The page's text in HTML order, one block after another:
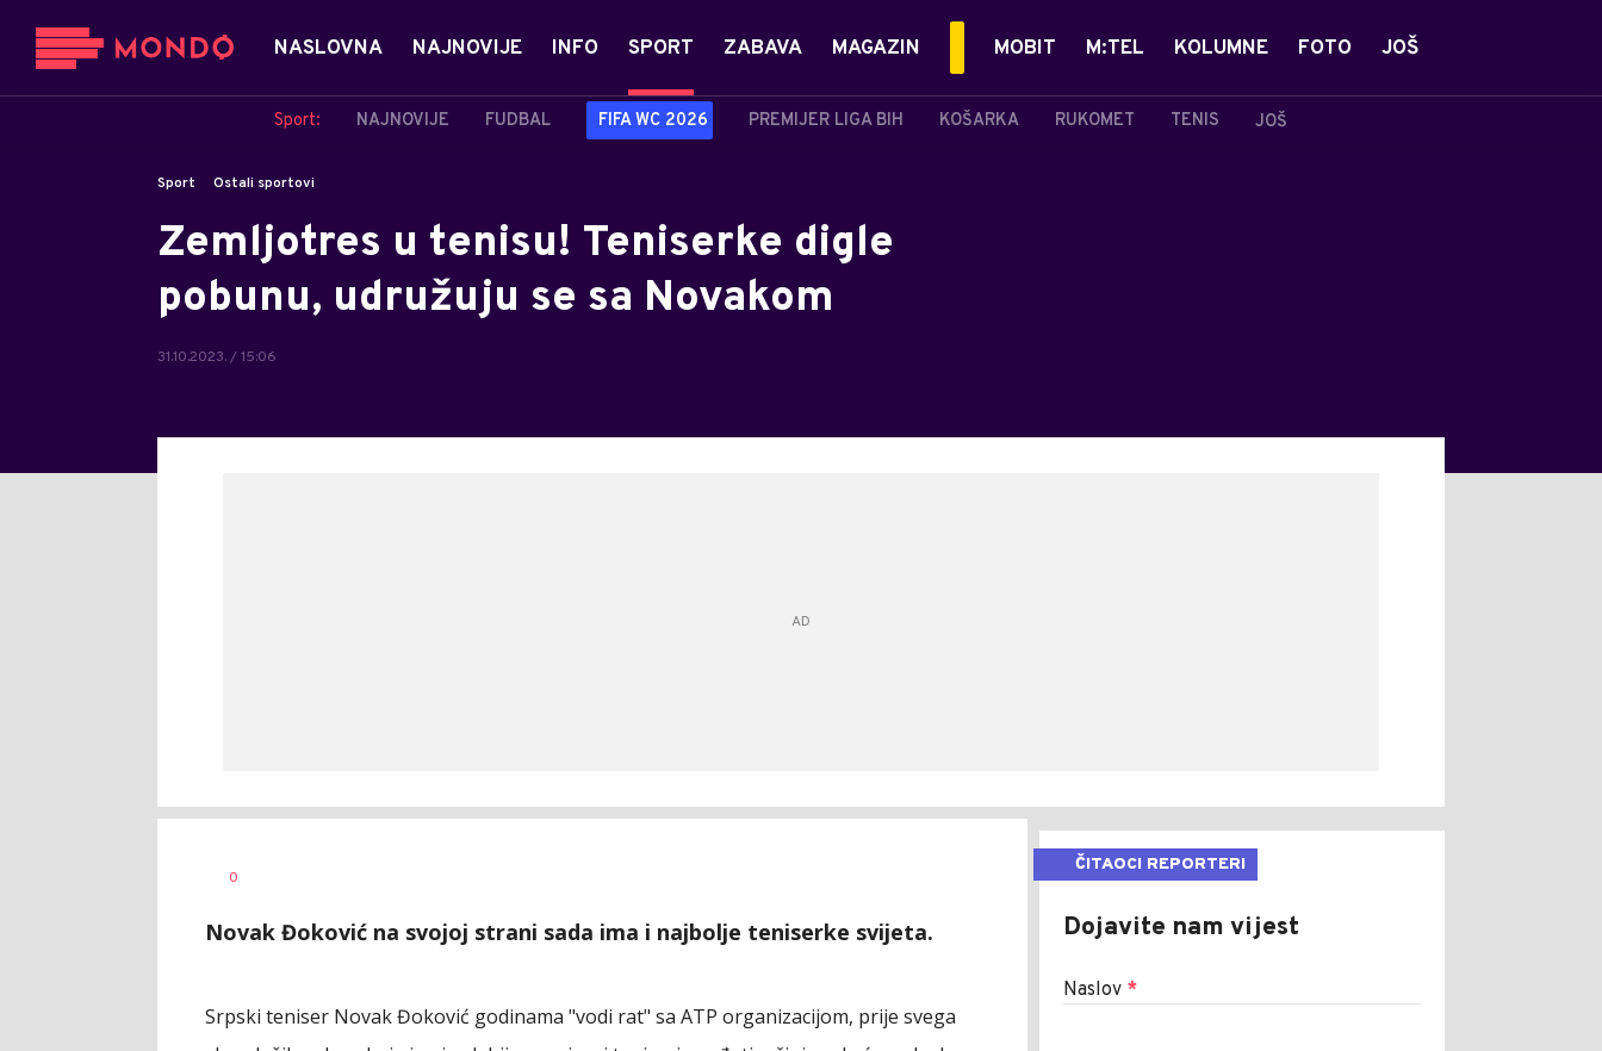
NASLOVNA NAJNOVIJE INFO SPORT
Sport: NAJNOVIJE FUDBAL FIFA WC 2026 PREMIJER LIGA BIH KOŠARKA RUKOMET TENIS JOŠ
ZABAVA MAGAZIN MOBIT M:TEL KOLUMNE FOTO JOŠ
Sport Ostali sportovi
Zemljotres u tenisu! Teniserke digle
pobunu, udružuju se sa Novakom
31.10.2023. / 15:06
0
Novak Đoković na svojoj strani sada ima i najbolje teniserke svijeta.
Srpski teniser Novak Đoković godinama "vodi rat" sa ATP organizacijom, prije svega
ČITAOCI REPORTERI
Dojavite nam vijest
Naslov *